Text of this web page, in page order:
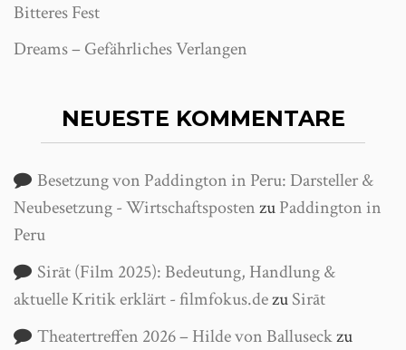
Bitteres Fest
Dreams – Gefährliches Verlangen
NEUESTE KOMMENTARE
Besetzung von Paddington in Peru: Darsteller &
Neubesetzung - WirtschaftspostenzuPaddington in
Peru
Sirāt (Film 2025): Bedeutung, Handlung &
aktuelle Kritik erklärt - filmfokus.dezuSirāt
Theatertreffen 2026 – Hilde von Balluseckzu